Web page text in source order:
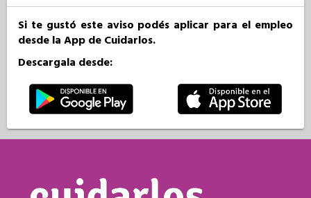
Si te gustó este aviso podés aplicar para el empleo
desde la App de Cuidarlos.
Descargala desde: